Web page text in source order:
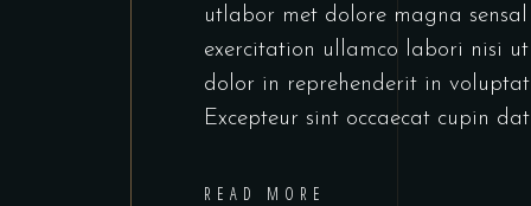
utlabor met dolore magna
exercitation ullamco labori nisi
dolor in reprehenderit in
Excepteur sint occaecat cupin
READ MORE